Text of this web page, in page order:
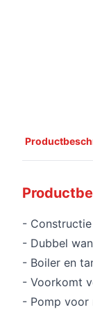
-
- Dubbel
- Boiler en
- Voorkomt
- Pomp voor